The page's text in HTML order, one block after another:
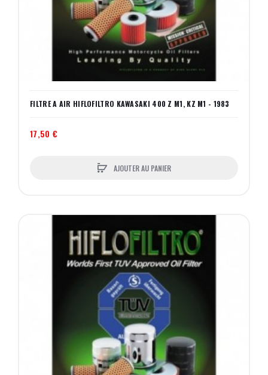
FILTRE A AIR HIFLOFILTRO KAWASAKI 400 Z M1, KZ M1 - 1983
17,50 €
AJOUTER AU PANIER